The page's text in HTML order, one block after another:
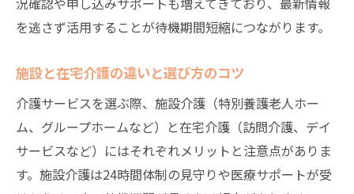
を逃さず活用することが待機期間短縮につながります。
施設と在宅介護の違いと選び方のコツ
介護サービスを選ぶ際、施設介護（特別養護老人ホー
ム、グループホームなど）と在宅介護（訪問介護、デイ
サービスなど）にはそれぞれメリットと注意点がありま
す。施設介護は24時間体制の見守りや医療サポートが受